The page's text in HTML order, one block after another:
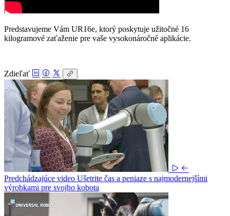
Predstavujeme Vám UR16e, ktorý poskytuje užitočné 16
kilogramové zaťaženie pre vaše vysokonáročné aplikácie.
Zdieľať
Predchádzajúce video Ušetrite čas a peniaze s najmodernejšími
výrobkami pre svojho kobota